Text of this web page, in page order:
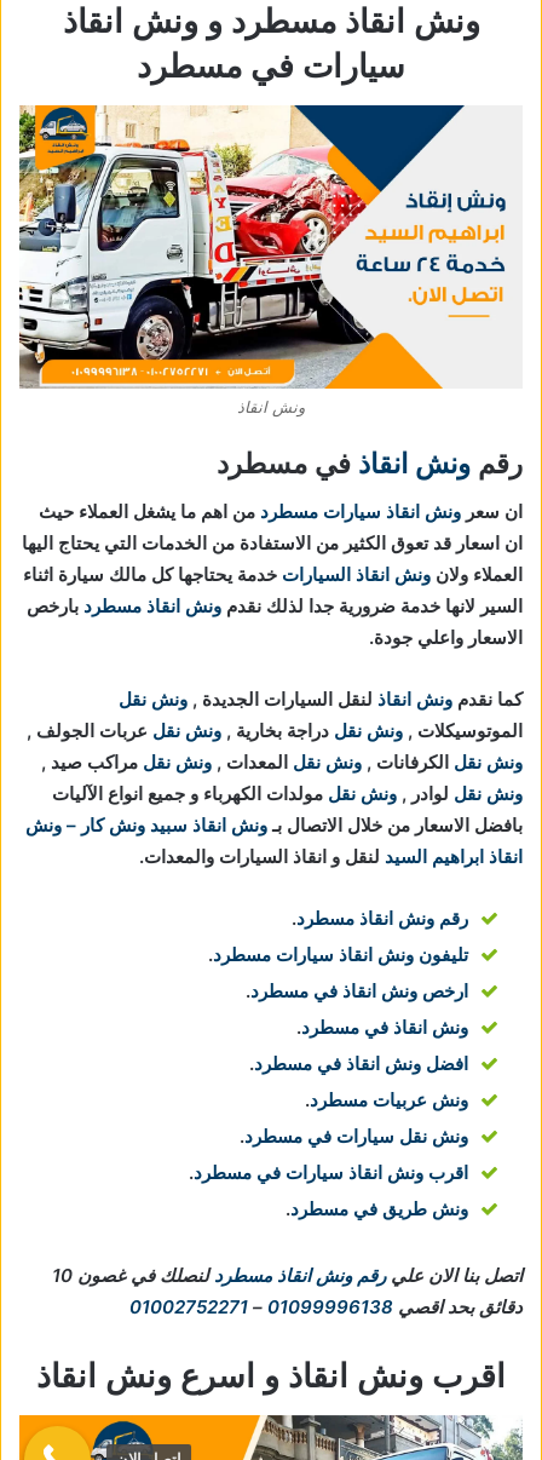
ونش انقاذ مسطرد و ونش انقاذ
سيارات في مسطرد
ونش انقاذ
رقم ونش انقاذ في مسطرد
ان سعر ونش انقاذ سيارات مسطرد من اهم ما يشغل العملاء حيث
ان اسعار قد تعوق الكثير من الاستفادة من الخدمات التي يحتاج اليها
العملاء ولان ونش انقاذ السيارات خدمة يحتاجها كل مالك سيارة اثناء
السير لانها خدمة ضرورية جدا لذلك نقدم ونش انقاذ مسطرد بارخص
الاسعار واعلي جودة.
كما نقدم ونش انقاذ لنقل السيارات الجديدة , ونش نقل
الموتوسيكلات , ونش نقل دراجة بخارية , ونش نقل عربات الجولف ,
ونش نقل الكرفانات , ونش نقل المعدات , ونش نقل مراكب صيد ,
ونش نقل لوادر , ونش نقل مولدات الكهرباء و جميع انواع الآليات
بافضل الاسعار من خلال الاتصال بـونش انقاذ سبيد ونش كار – ونش
انقاذ ابراهيم السيد لنقل و انقاذ السيارات والمعدات.
رقم ونش انقاذ مسطرد.
تليفون ونش انقاذ سيارات مسطرد.
ارخص ونش انقاذ في مسطرد.
ونش انقاذ في مسطرد.
افضل ونش انقاذ في مسطرد.
ونش عربيات مسطرد.
ونش نقل سيارات في مسطرد.
اقرب ونش انقاذ سيارات في مسطرد.
ونش طريق في مسطرد.
اتصل بنا الان عليرقم ونش انقاذ مسطرد
لنصلك في غصون 10
دقائق بحد اقصي 01099996138
–
01002752271
اقرب ونش انقاذ و اسرع ونش انقاذ